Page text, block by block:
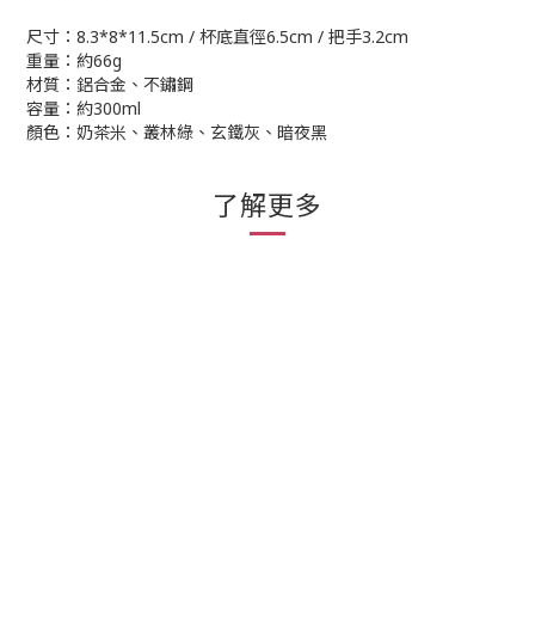
尺寸：8.3*8*11.5cm / 杯底直徑6.5cm / 把手3.2cm
重量：約66g
材質：鋁合金、不鏽鋼
容量：約300ml
顏色：奶茶米、叢林綠、玄鐵灰、暗夜黑
了解更多